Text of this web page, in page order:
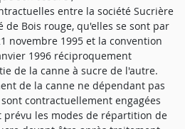
entre la société Sucrière
de Bois rouge, qu'elles se sont par
novembre 1995 et la convention
1996 réciproquement
de la canne à sucre de l'autre.
de la canne ne dépendant pas
contractuellement engagées
prévu les modes de répartition de